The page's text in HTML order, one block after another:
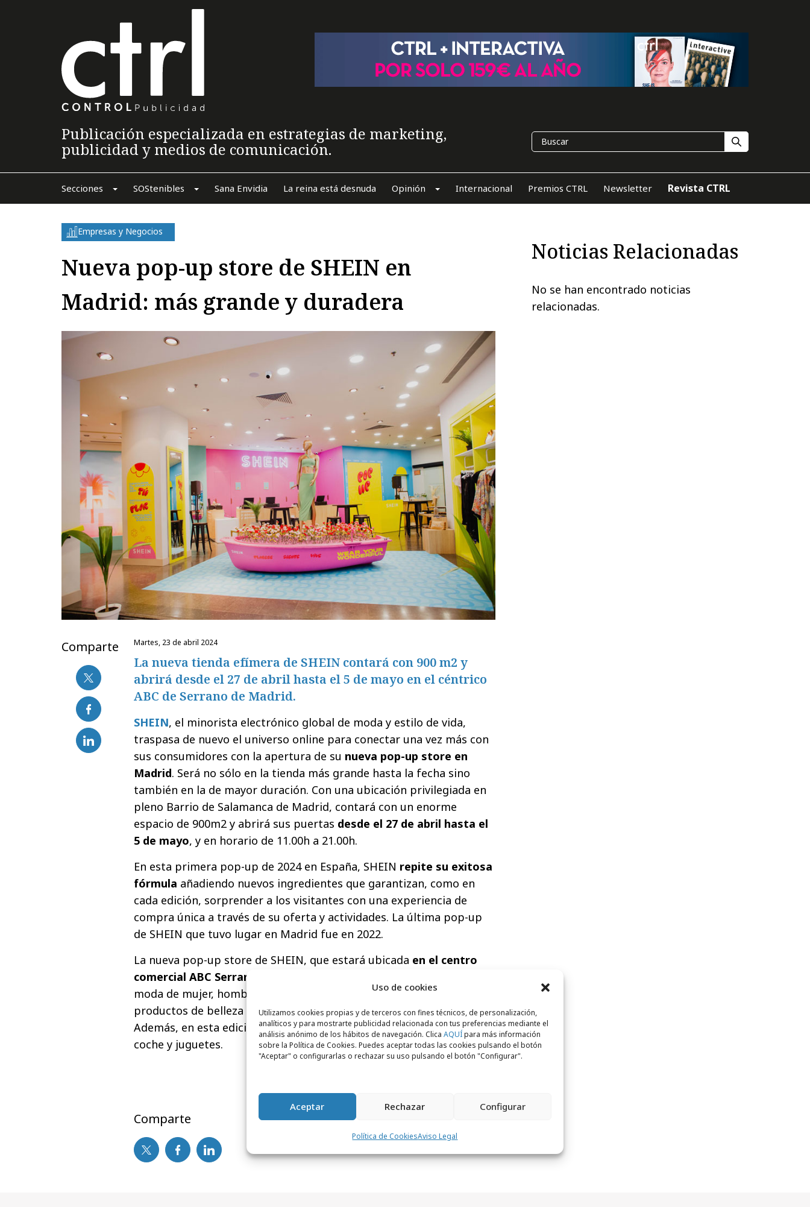
Uso de cookies
Utilizamos cookies propias y de terceros con fines técnicos, de personalización,
analíticos y para mostrarte publicidad relacionada con tus preferencias mediante el
análisis anónimo de los hábitos de navegación. Clica AQUÍpara más información
sobre la Política de Cookies. Puedes aceptar todas las cookies pulsando el botón
"Aceptar" o configurarlas o rechazar su uso pulsando el botón "Configurar".
Aceptar Rechazar Configurar
Política de CookiesAviso Legal
Publicación especializada en estrategias de marketing,
publicidad y medios de comunicación.
Secciones SOStenibles Sana Envidia La reina está desnuda Opinión Internacional Premios CTRL Newsletter Revista CTRL
Empresas y Negocios
Nueva pop-up store de SHEIN en
Madrid: más grande y duradera
Comparte martes, 23 de abril 2024
La nueva tienda efímera de SHEIN contará con 900 m2 y
abrirá desde el 27 de abril hasta el 5 de mayo en el céntrico
ABC de Serrano de Madrid.
SHEIN, el minorista electrónico global de moda y estilo de vida,
traspasa de nuevo el universo online para conectar una vez más con
sus consumidores con la apertura de su nueva pop-up store en
Madrid. Será no sólo en la tienda más grande hasta la fecha sino
también en la de mayor duración. Con una ubicación privilegiada en
pleno Barrio de Salamanca de Madrid, contará con un enorme
espacio de 900m2 y abrirá sus puertas desde el 27 de abril hasta el
5 de mayo, y en horario de 11.00h a 21.00h.
En esta primera pop-up de 2024 en España, SHEIN repite su exitosa
fórmula añadiendo nuevos ingredientes que garantizan, como en
cada edición, sorprender a los visitantes con una experiencia de
compra única a través de su oferta y actividades. La última pop-up
de SHEIN que tuvo lugar en Madrid fue en 2022.
La nueva pop-up store de SHEIN, que estará ubicada en el centro
comercial ABC Serrano
moda de mujer, hombre, curvy e infantil, accesorios, calzado,
productos de belleza SHEGLAM, joyas y productos para el hogar.
Además, en esta edición, incluirá por primera vez accesorios para
coche y juguetes.
Comparte
Noticias Relacionadas
No se han encontrado noticias
relacionadas.